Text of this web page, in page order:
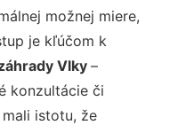
možnej miere,
je kľúčom k
Vlky –
konzultácie či
istotu, že